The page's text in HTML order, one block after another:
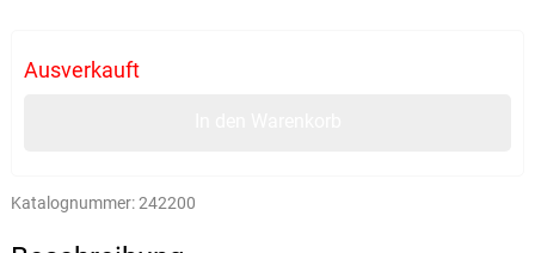
Ausverkauft
Katalognummer:242200